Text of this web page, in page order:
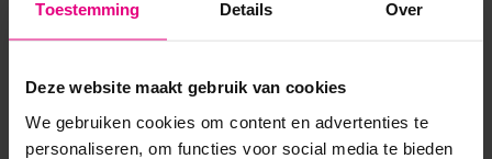
Toestemming Details Over
Deze website maakt gebruik van cookies
We gebruiken cookies om content en advertenties te
personaliseren, om functies voor social media te bieden